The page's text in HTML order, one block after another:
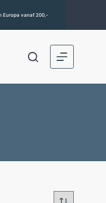
Europa vanaf 200,-